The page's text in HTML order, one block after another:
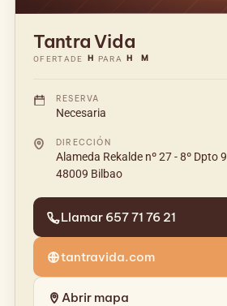
Tantra Vida
OFERTA DE H PARA H M
RESERVA
Necesaria
DIRECCIÓN
Alameda Rekalde nº 27 - 8º Dpto 9
48009 Bilbao
Llamar 657 71 76 21
tantravida.com
Abrir mapa